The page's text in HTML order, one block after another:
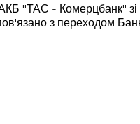
"ТАС - Комерцбанк" зі
з переходом